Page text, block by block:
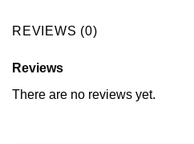
REVIEWS (0)
Reviews
There are no reviews yet.